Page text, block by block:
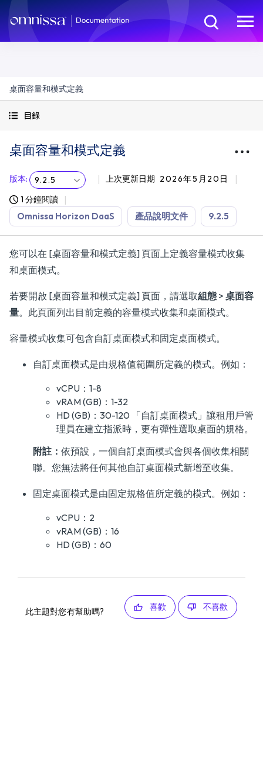
桌面容量和模式定義
目錄
桌面容量和模式定義
版本: 9.2.5 上次更新日期 2026年5月20日
1 分鐘閱讀
Omnissa Horizon DaaS 產品說明文件 9.2.5
您可以在 [桌面容量和模式定義] 頁面上定義容量模式收集
和桌面模式。
若要開啟 [桌面容量和模式定義] 頁面，請選取組態 > 桌面容
量。此頁面列出目前定義的容量模式收集和桌面模式。
容量模式收集可包含自訂桌面模式和固定桌面模式。
自訂桌面模式是由規格值範圍所定義的模式。例如：
vCPU：1-8
vRAM (GB)：1-32
HD (GB)：30-120 「自訂桌面模式」讓租用戶管
理員在建立指派時，更有彈性選取桌面的規格。
附註： 依預設，一個自訂桌面模式會與各個收集相關
聯。您無法將任何其他自訂桌面模式新增至收集。
固定桌面模式是由固定規格值所定義的模式。例如：
vCPU：2
vRAM (GB)：16
HD (GB)：60
此主題對您有幫助嗎? 喜歡 不喜歡